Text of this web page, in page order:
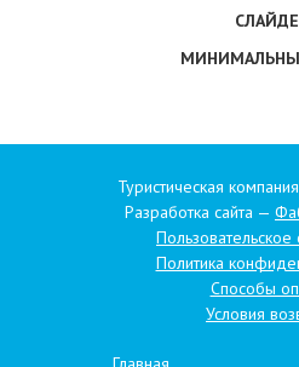
Туристическая
Разработка сайта —
Политика
Способы
Условия